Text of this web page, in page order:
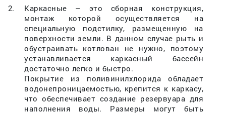
Каркасные – это сборная конструкция,
монтаж которой осуществляется на
специальную подстилку, размещенную на
поверхности земли. В данном случае рыть и
обустраивать котлован не нужно, поэтому
устанавливается каркасный бассейн
достаточно легко и быстро.
Покрытие из поливинилхлорида обладает
водонепроницаемостью, крепится к каркасу,
что обеспечивает создание резервуара для
наполнения воды. Размеры могут быть